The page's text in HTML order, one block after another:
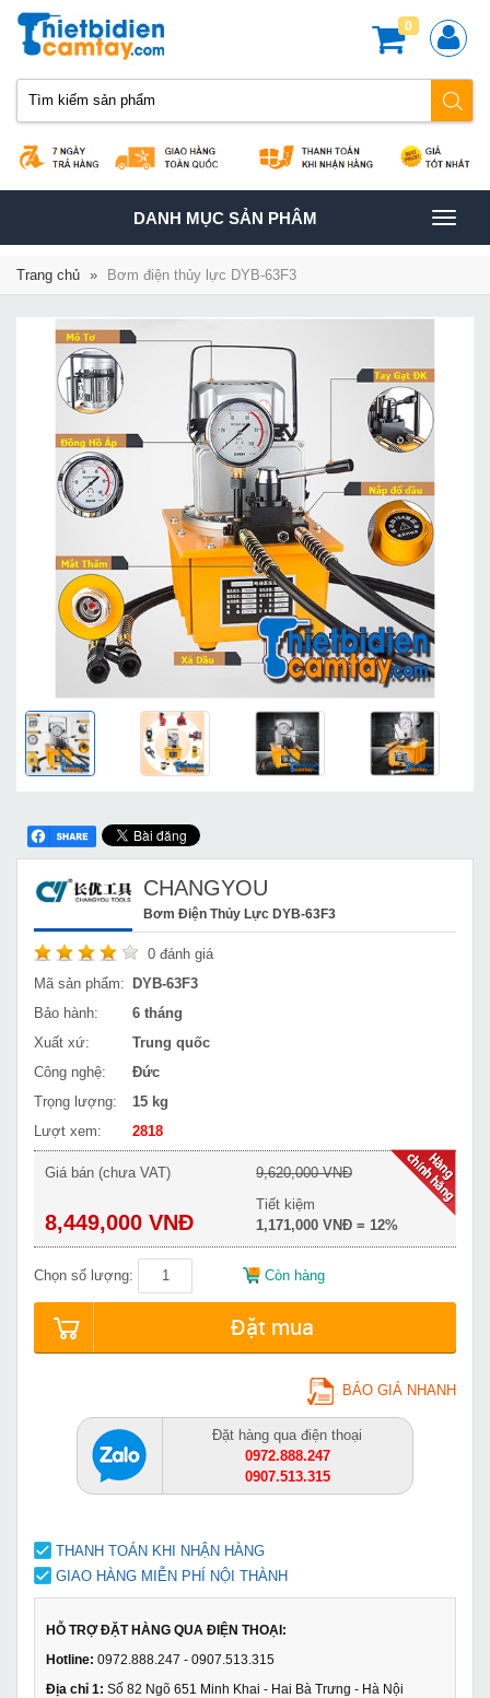
0
TOGGLE
NAVIGATION
DANH MỤC SẢN PHÂM
Trang chủ » Bơm điện thủy lực DYB-63F3
CHANGYOU
Bơm Điện Thủy Lực DYB-63F3
0 đánh giá
Mã sản phẩm:
DYB-63F3
Bảo hành:
6 tháng
Xuất xứ:
Trung quốc
Công nghệ:
Đức
Trọng lượng:
15 kg
Lượt xem:
2818
Giá bán (chưa VAT)
8,449,000 VNĐ
9,620,000 VNĐ
Tiết kiệm
1,171,000 VNĐ = 12%
Chọn số lượng: Còn hàng
Đặt mua
BÁO GIÁ NHANH
Đặt hàng qua điện thoại
0972.888.247
0907.513.315
THANH TOÁN KHI NHẬN HÀNG
GIAO HÀNG MIỄN PHÍ NỘI THÀNH
HỖ TRỢ ĐẶT HÀNG QUA ĐIỆN THOẠI:
Hotline: 0972.888.247 - 0907.513.315
Địa chỉ 1: Số 82 Ngõ 651 Minh Khai - Hai Bà Trưng - Hà Nội